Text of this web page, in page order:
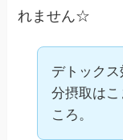
れません☆
デトック
分摂取は
ころ。